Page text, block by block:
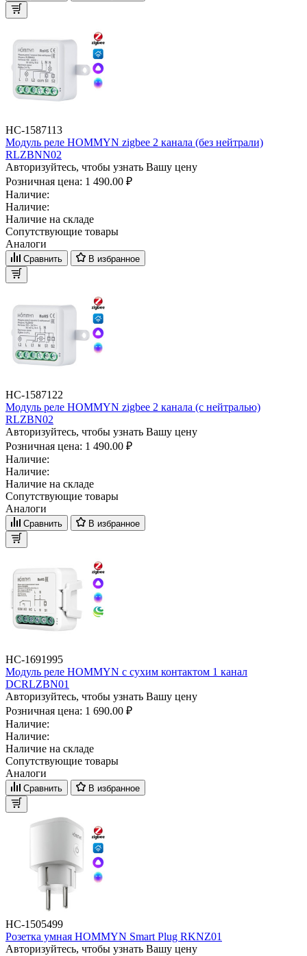
НС-1587113
Модуль реле HOMMYN zigbee 2 канала (без нейтрали)
RLZBNN02
Авторизуйтесь, чтобы узнать Вашу цену
Розничная цена: 1 490.00 ₽
Наличие:
Наличие:
Наличие на складе
Сопутствующие товары
Аналоги
Сравнить В избранное
НС-1587122
Модуль реле HOMMYN zigbee 2 канала (с нейтралью)
RLZBN02
Авторизуйтесь, чтобы узнать Вашу цену
Розничная цена: 1 490.00 ₽
Наличие:
Наличие:
Наличие на складе
Сопутствующие товары
Аналоги
Сравнить В избранное
НС-1691995
Модуль реле HOMMYN с сухим контактом 1 канал
DCRLZBN01
Авторизуйтесь, чтобы узнать Вашу цену
Розничная цена: 1 690.00 ₽
Наличие:
Наличие:
Наличие на складе
Сопутствующие товары
Аналоги
Сравнить В избранное
НС-1505499
Розетка умная HOMMYN Smart Plug RKNZ01
Авторизуйтесь, чтобы узнать Вашу цену